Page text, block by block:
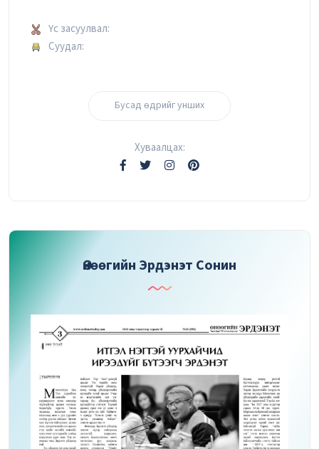
Үс засуулвал:
Суудал:
Бусад өдрийг унших
Хуваалцах:
Өнөөгийн Эрдэнэт Сонин